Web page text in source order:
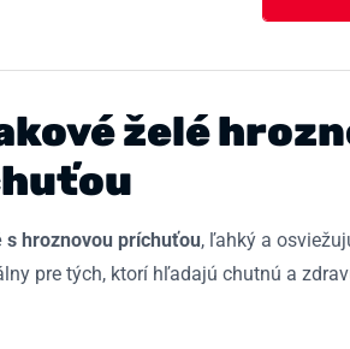
želé
s hroznovou príchuťou, ľahký a
pre tých, ktorí hľadajú chutnú a